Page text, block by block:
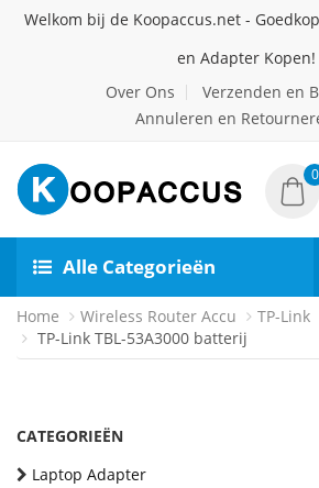
Welkom bij de Koopaccus.net -
en Adapter Kopen!
Over Ons
Verzenden en
Annuleren en
0
Alle Categorieën
Home Wireless Router Accu
TP-Link
TP-Link TBL-53A3000 batterij
CATEGORIEËN
Laptop Adapter